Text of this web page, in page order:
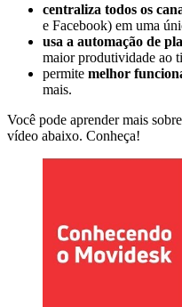
centraliza todos os
e Facebook) em uma
usa a automação de
maior produtividade ao
permite melhor
mais.
Você pode aprender mais
vídeo abaixo. Conheça!